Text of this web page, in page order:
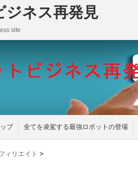
ジネス再発見
site
プ 全てを凌駕する最強ロボットの登場
ィリエイト >